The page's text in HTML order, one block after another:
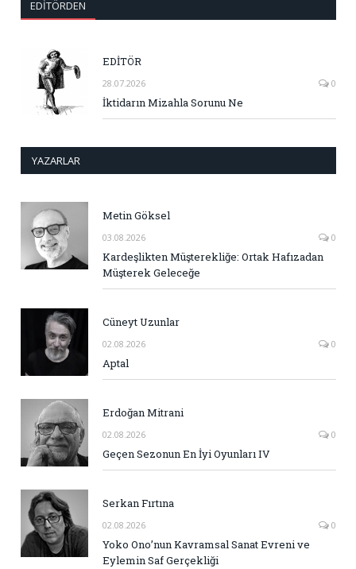
EDITÖRDEN
EDİTÖR
28.07.2026 0
İktidarın Mizahla Sorunu Ne
YAZARLAR
Metin Göksel
03.08.2026 0
Kardeşlikten Müşterekliğe: Ortak Hafızadan
Müşterek Geleceğe
Cüneyt Uzunlar
02.08.2026 0
Aptal
Erdoğan Mitrani
02.08.2026 0
Geçen Sezonun En İyi Oyunları IV
Serkan Fırtına
02.08.2026 0
Yoko Ono’nun Kavramsal Sanat Evreni ve
Eylemin Saf Gerçekliği